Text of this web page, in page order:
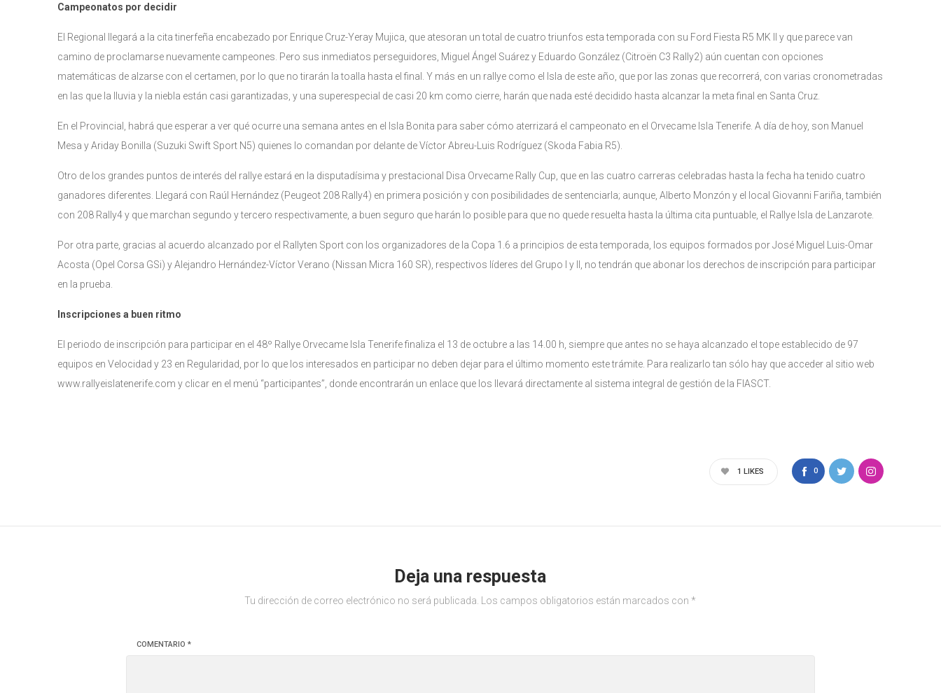
Campeonatos por decidir
El Regional llegará a la cita tinerfeña encabezado por Enrique Cruz-Yeray Mujica, que atesoran un total de cuatro triunfos esta temporada con su Ford Fiesta R5 MK II y que parece van
camino de proclamarse nuevamente campeones. Pero sus inmediatos perseguidores, Miguel Ángel Suárez y Eduardo González (Citroën C3 Rally2) aún cuentan con opciones
matemáticas de alzarse con el certamen, por lo que no tirarán la toalla hasta el final. Y más en un rallye como el Isla de este año, que por las zonas que recorrerá, con varias cronometradas
en las que la lluvia y la niebla están casi garantizadas, y una superespecial de casi 20 km como cierre, harán que nada esté decidido hasta alcanzar la meta final en Santa Cruz.
En el Provincial, habrá que esperar a ver qué ocurre una semana antes en el Isla Bonita para saber cómo aterrizará el campeonato en el Orvecame Isla Tenerife. A día de hoy, son Manuel
Mesa y Ariday Bonilla (Suzuki Swift Sport N5) quienes lo comandan por delante de Víctor Abreu-Luis Rodríguez (Skoda Fabia R5).
Otro de los grandes puntos de interés del rallye estará en la disputadísima y prestacional Disa Orvecame Rally Cup, que en las cuatro carreras celebradas hasta la fecha ha tenido cuatro
ganadores diferentes. Llegará con Raúl Hernández (Peugeot 208 Rally4) en primera posición y con posibilidades de sentenciarla; aunque, Alberto Monzón y el local Giovanni Fariña, también
con 208 Rally4 y que marchan segundo y tercero respectivamente, a buen seguro que harán lo posible para que no quede resuelta hasta la última cita puntuable, el Rallye Isla de Lanzarote.
Por otra parte, gracias al acuerdo alcanzado por el Rallyten Sport con los organizadores de la Copa 1.6 a principios de esta temporada, los equipos formados por José Miguel Luis-Omar
Acosta (Opel Corsa GSi) y Alejandro Hernández-Víctor Verano (Nissan Micra 160 SR), respectivos líderes del Grupo I y II, no tendrán que abonar los derechos de inscripción para participar
en la prueba.
Inscripciones a buen ritmo
El periodo de inscripción para participar en el 48º Rallye Orvecame Isla Tenerife finaliza el 13 de octubre a las 14.00 h, siempre que antes no se haya alcanzado el tope establecido de 97
equipos en Velocidad y 23 en Regularidad, por lo que los interesados en participar no deben dejar para el último momento este trámite. Para realizarlo tan sólo hay que acceder al sitio web
www.rallyeislatenerife.com y clicar en el menú “participantes”, donde encontrarán un enlace que los llevará directamente al sistema integral de gestión de la FIASCT.
0
1 LIKES
Deja una respuesta
Tu dirección de correo electrónico no será publicada. Los campos obligatorios están marcados con *
COMENTARIO*